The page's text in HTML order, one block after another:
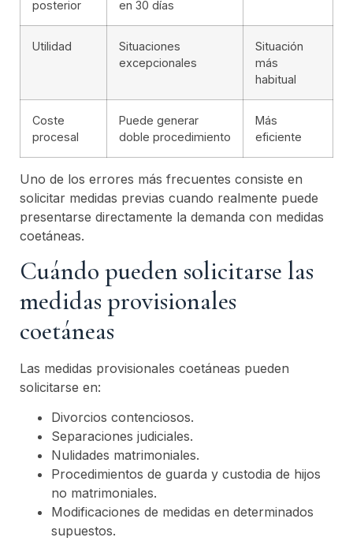
posterior
en 30 días
Utilidad
Situaciones
excepcionales
Situación
más
habitual
Coste
procesal
Puede generar
doble procedimiento
Más
eficiente
Uno de los errores más frecuentes consiste en
solicitar medidas previas cuando realmente puede
presentarse directamente la demanda con medidas
coetáneas.
Cuándo pueden solicitarse las
medidas provisionales
coetáneas
Las medidas provisionales coetáneas pueden
solicitarse en:
Divorcios contenciosos.
Separaciones judiciales.
Nulidades matrimoniales.
Procedimientos de guarda y custodia de hijos
no matrimoniales.
Modificaciones de medidas en determinados
supuestos.